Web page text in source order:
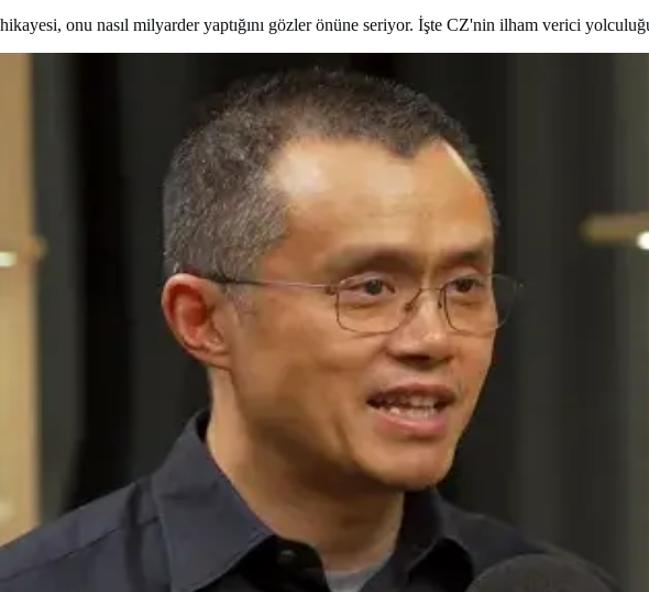
onu nasıl milyarder yaptığını gözler önüne seriyor. İşte CZ'nin ilham verici